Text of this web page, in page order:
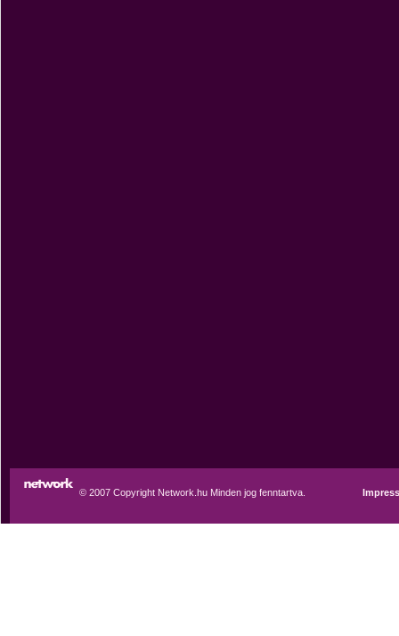
© 2007 Copyright Network.hu Minden jog fenntartva.